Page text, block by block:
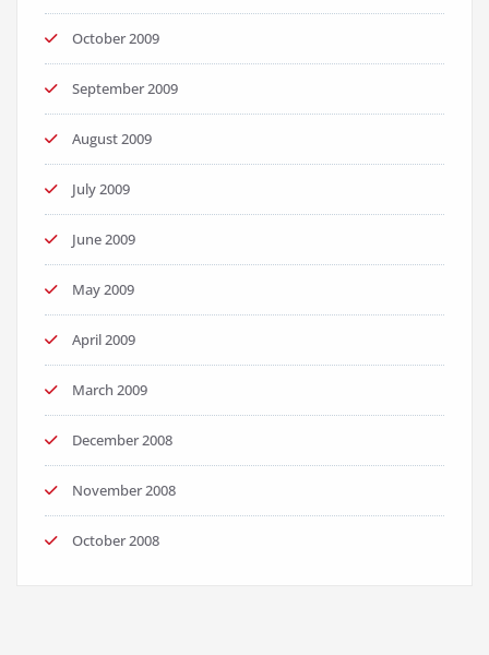
October 2009
September 2009
August 2009
July 2009
June 2009
May 2009
April 2009
March 2009
December 2008
November 2008
October 2008